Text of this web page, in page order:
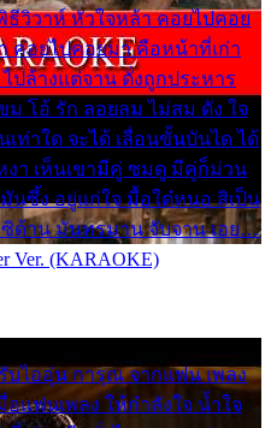
วิวาห์ หัวใจหล้า คอยไปคอย
คอยไปคอยมา คือหน้าที่เก่า
ปล้างแต่จาน ดั่งถูกประหาร
ม โอ้ รัก ลอยลม ไม่สม ดัง ใจ
ท่าใด จะได้ เลื่อนขั้นบันได ได้
งา เห็นเขามีคู่ ซมดู มีคู่ก็ม่วน
นซึ้ง อยู่แก่ใจ มื้อใด๋หนอ สิเป็น
ซิด้าน มันทรมาน จับจาน เอย…
Ver. (KARAOKE)
ไออุ่น การุณ จากแฟน เพลง
อแฟนเพลง ให้กำลังใจ น้ำใจ